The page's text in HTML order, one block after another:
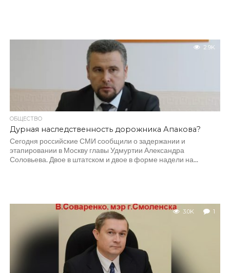
2.9K
ОБЩЕСТВО
Дурная наследственность дорожника Апакова?
Сегодня российские СМИ сообщили о задержании и
этапировании в Москву главы Удмуртии Александра
Соловьева. Двое в штатском и двое в форме надели на...
3.0K 1